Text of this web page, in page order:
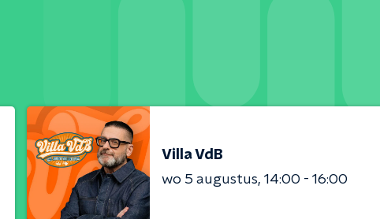
Villa VdB
wo 5 augustus 14:00 - 16:00